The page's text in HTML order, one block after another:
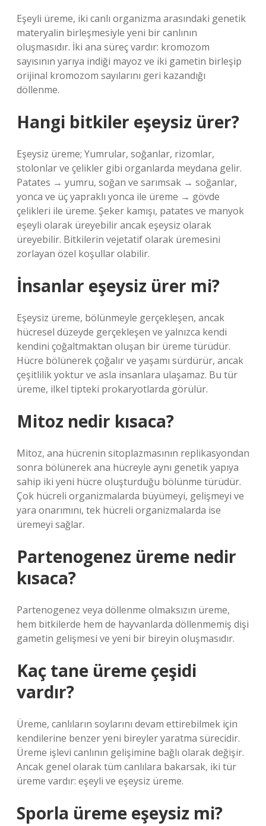
Eşeyli üreme, iki canlı organizma arasındaki genetik
materyalin birleşmesiyle yeni bir canlının
oluşmasıdır. İki ana süreç vardır: kromozom
sayısının yarıya indiği mayoz ve iki gametin birleşip
orijinal kromozom sayılarını geri kazandığı
döllenme.
Hangi bitkiler eşeysiz ürer?
Eşeysiz üreme; Yumrular, soğanlar, rizomlar,
stolonlar ve çelikler gibi organlarda meydana gelir.
Patates → yumru, soğan ve sarımsak → soğanlar,
yonca ve üç yapraklı yonca ile üreme → gövde
çelikleri ile üreme. Şeker kamışı, patates ve manyok
eşeyli olarak üreyebilir ancak eşeysiz olarak
üreyebilir. Bitkilerin vejetatif olarak üremesini
zorlayan özel koşullar olabilir.
İnsanlar eşeysiz ürer mi?
Eşeysiz üreme, bölünmeyle gerçekleşen, ancak
hücresel düzeyde gerçekleşen ve yalnızca kendi
kendini çoğaltmaktan oluşan bir üreme türüdür.
Hücre bölünerek çoğalır ve yaşamı sürdürür, ancak
çeşitlilik yoktur ve asla insanlara ulaşamaz. Bu tür
üreme, ilkel tipteki prokaryotlarda görülür.
Mitoz nedir kısaca?
Mitoz, ana hücrenin sitoplazmasının replikasyondan
sonra bölünerek ana hücreyle aynı genetik yapıya
sahip iki yeni hücre oluşturduğu bölünme türüdür.
Çok hücreli organizmalarda büyümeyi, gelişmeyi ve
yara onarımını, tek hücreli organizmalarda ise
üremeyi sağlar.
Partenogenez üreme nedir
kısaca?
Partenogenez veya döllenme olmaksızın üreme,
hem bitkilerde hem de hayvanlarda döllenmemiş dişi
gametin gelişmesi ve yeni bir bireyin oluşmasıdır.
Kaç tane üreme çeşidi
vardır?
Üreme, canlıların soylarını devam ettirebilmek için
kendilerine benzer yeni bireyler yaratma sürecidir.
Üreme işlevi canlının gelişimine bağlı olarak değişir.
Ancak genel olarak tüm canlılara bakarsak, iki tür
üreme vardır: eşeyli ve eşeysiz üreme.
Sporla üreme eşeysiz mi?